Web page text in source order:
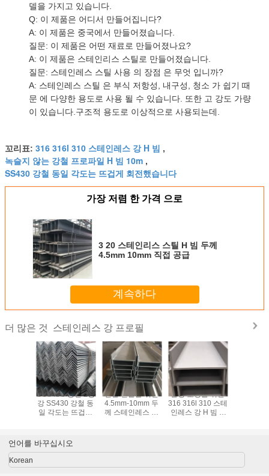
델을 가지고 있습니다.
Q: 이 제품은 어디서 만들어집니다?
A: 이 제품은 중국에서 만들어졌습니다.
질문: 이 제품은 어떤 재료로 만들어졌나요?
A: 이 제품은 스테인리스 스틸로 만들어졌습니다.
질문: 스테인레스 스틸 사용 의 장점 은 무엇 입니까?
A: 스테인레스 스틸 은 부식 저항성, 내구성, 청소 가 쉽기 때
문 에 다양한 용도로 사용 될 수 있습니다. 또한 고 강도 가량
이 있습니다.구조적 용도로 이상적으로 사용되는데.
꼬리표: 316 316l 310 스테인레스 강 H 빔 ,
녹슬지 않는 강철 프로파일 H 빔 10m ,
SS430 강철 동일 각도는 뜨겁게 회전했습니다
가장 저렴 한 가격 으로
3 20 스테인리스 스틸 H 빔 두께
4.5mm 10mm 직접 공급
계속하다
더 많은 것 스테인레스 강 프로필
SGS ISO 등변 L형
강 SS430 강철 동
일 각도는 뜨겁게
건설 건물을 위한
4.5mm-10mm 두
께 스테인레스 강
빌딩 교량을 위한
316 316l 310 스테
인레스 강 H 빔 H
언어를 바꾸십시오
Korean